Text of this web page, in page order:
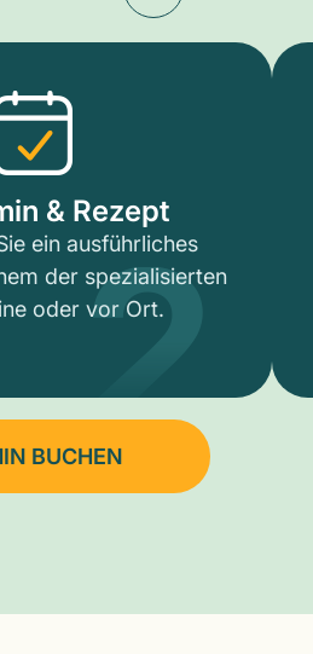
& Rezept
ein ausführliches
der spezialisierten
oder vor Ort.
2
BUCHEN